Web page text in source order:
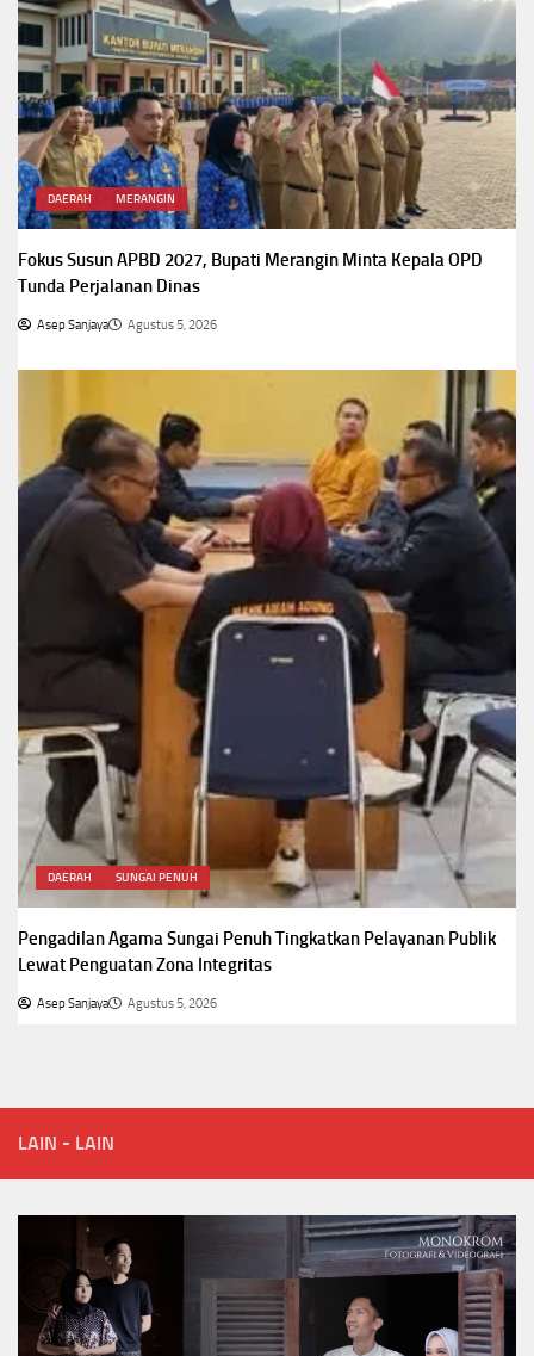
DAERAH MERANGIN
Fokus Susun APBD 2027, Bupati Merangin Minta Kepala OPD
Tunda Perjalanan Dinas
Asep Sanjaya Agustus 5, 2026
DAERAH SUNGAI PENUH
Pengadilan Agama Sungai Penuh Tingkatkan Pelayanan Publik
Lewat Penguatan Zona Integritas
Asep Sanjaya Agustus 5, 2026
LAIN - LAIN